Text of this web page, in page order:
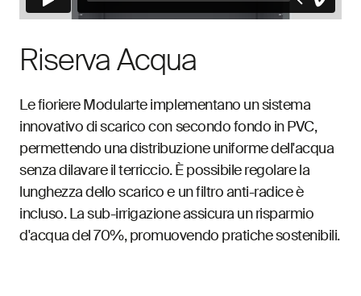
Riserva Acqua
Le fioriere Modularte implementano un sistema
innovativo di scarico con secondo fondo in PVC,
permettendo una distribuzione uniforme dell'acqua
senza dilavare il terriccio. È possibile regolare la
lunghezza dello scarico e un filtro anti-radice è
incluso. La sub-irrigazione assicura un risparmio
d'acqua del 70%, promuovendo pratiche sostenibili.